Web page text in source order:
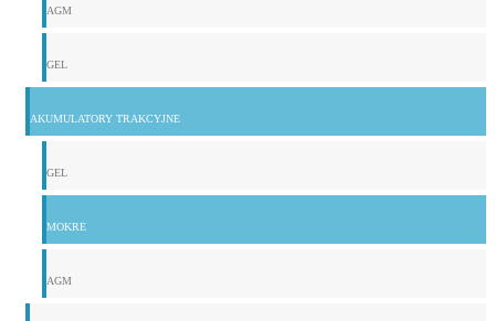
AGM
GEL
AKUMULATORY TRAKCYJNE
GEL
MOKRE
AGM